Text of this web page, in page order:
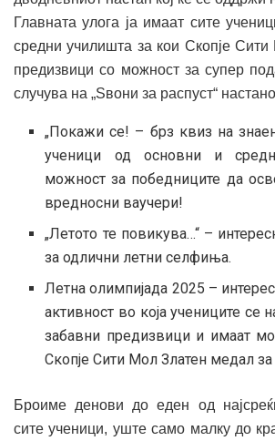
Главната улога ја имаат сите
средни училишта за кои Скопје Сити
предизвици со можност за супер
случува на „Sвони за распуст“
„Покажи се! – брз квиз на
ученици од основни и
можност за победниците да
вредносни ваучери!
„Летото те повикува…“ –
за одлични летни селфиња.
Летна олимпијада 2025 –
активност во која учениците се
забавни предизвици и имаат
Скопје Сити Мол Златен медал
Броиме денови до еден од
сите ученици, уште само малку до